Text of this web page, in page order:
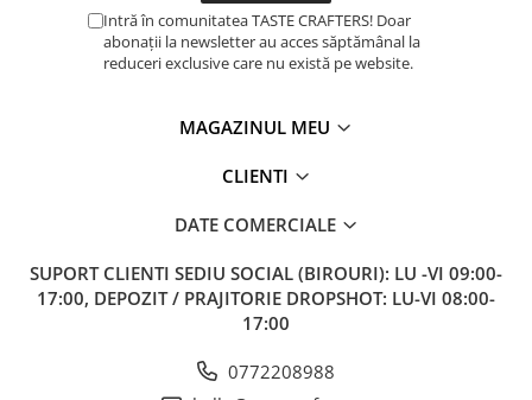
Intră în comunitatea TASTE CRAFTERS! Doar
abonații la newsletter au acces săptămânal la
reduceri exclusive care nu există pe website.
MAGAZINUL MEU
CLIENTI
DATE COMERCIALE
SUPORT CLIENTI SEDIU SOCIAL (BIROURI): LU -VI 09:00-
17:00, DEPOZIT / PRAJITORIE DROPSHOT: LU-VI 08:00-
17:00
0772208988